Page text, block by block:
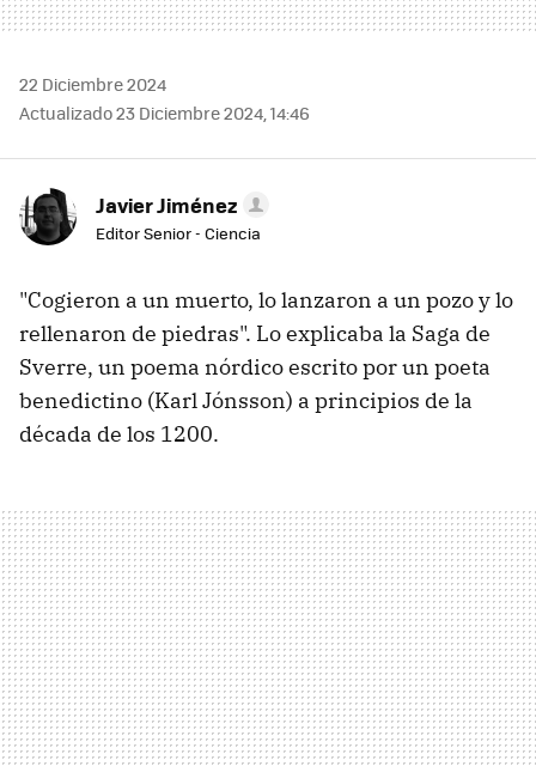
22 Diciembre 2024
Actualizado 23 Diciembre 2024, 14:46
Javier Jiménez
Editor Senior - Ciencia
"Cogieron a un muerto, lo lanzaron a un pozo y lo
rellenaron de piedras". Lo explicaba la Saga de
Sverre, un poema nórdico escrito por un poeta
benedictino (Karl Jónsson) a principios de la
década de los 1200.